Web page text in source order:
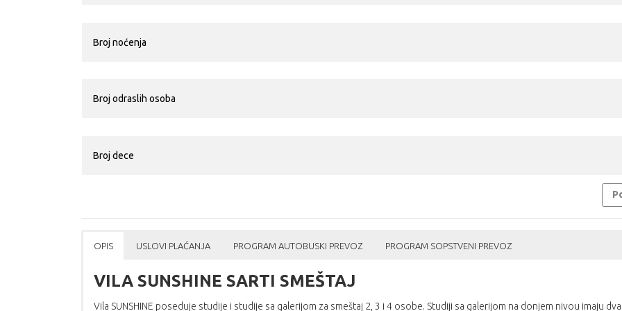
OPIS USLOVI PLAĆANJA PROGRAM AUTOBUSKI PREVOZ PROGRAM SOPSTVENI PREVOZ
VILA SUNSHINE SARTI SMEŠTAJ
Vila SUNSHINE poseduje studije i studije sa galerijom za smeštaj 2, 3 i 4 osobe. Studiji sa galerijom na donjem nivou imaju dva